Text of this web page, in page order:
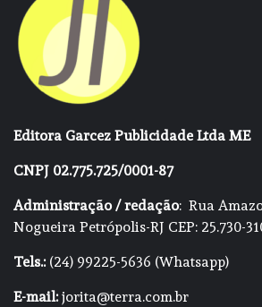
Editora Garcez Publicidade Ltda ME
CNPJ 02.775.725/0001-87
Administração / redação: Rua
Nogueira Petrópolis-RJ CEP: 25.730-
Tels.:(24) 99225-5636 (Whatsapp)
E-mail:jorita@terra.com.br